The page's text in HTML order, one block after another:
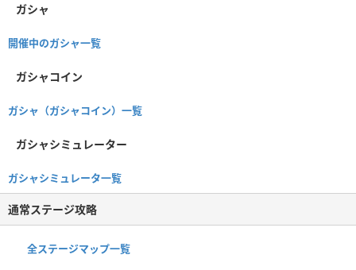
ガシャ
開催中のガシャ一覧
ガシャコイン
ガシャ（ガシャコイン）一覧
ガシャシミュレーター
ガシャシミュレータ一覧
通常ステージ攻略
全ステージマップ一覧